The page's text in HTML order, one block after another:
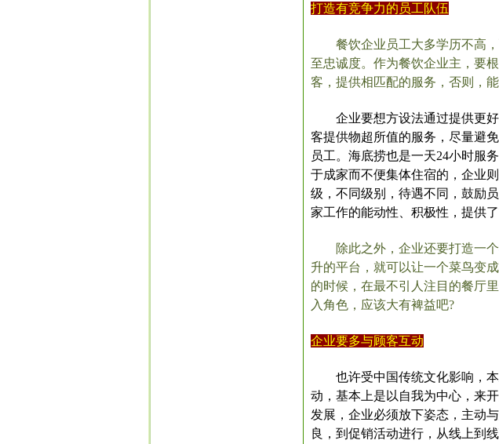
打造有竞争力的员工队伍
餐饮企业员工大多学历不高
至忠诚度。作为餐饮企业主，要
客，提供相匹配的服务，否则，
企业要想方设法通过提供更
客提供物超所值的服务，尽量避
员工。海底捞也是一天24小时服
于成家而不便集体住宿的，企业
级，不同级别，待遇不同，鼓励
家工作的能动性、积极性，提供了
除此之外，企业还要打造一
升的平台，就可以让一个菜鸟变
的时候，在最不引人注目的餐厅
入角色，应该大有裨益吧?
企业要多与顾客互动
也许受中国传统文化影响，
动，基本上是以自我为中心，来
发展，企业必须放下姿态，主动
良，到促销活动进行，从线上到